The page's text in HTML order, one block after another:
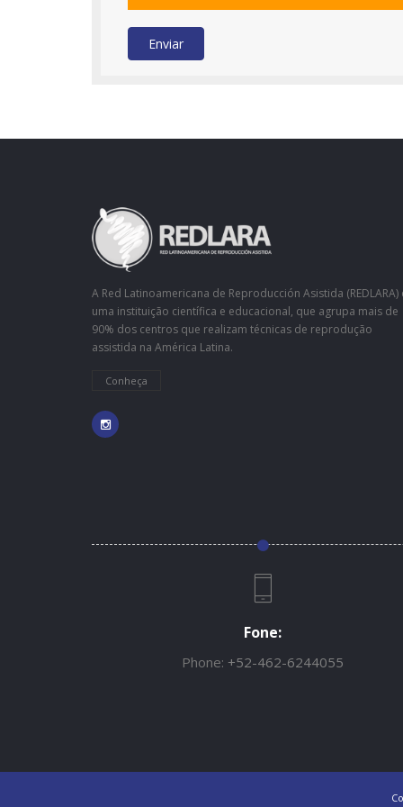
Enviar
A Red Latinoamericana de Reproducción Asistida (REDLARA)
uma instituição científica e educacional, que agrupa mais de
90% dos centros que realizam técnicas de reprodução
assistida na América Latina.
Conheça
Fone:
Phone: +52-462-6244055